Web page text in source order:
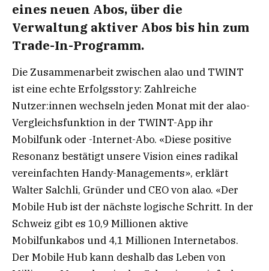
eines neuen Abos, über die
Verwaltung aktiver Abos bis hin zum
Trade-In-Programm.
Die Zusammenarbeit zwischen alao und TWINT
ist eine echte Erfolgsstory: Zahlreiche
Nutzer:innen wechseln jeden Monat mit der alao-
Vergleichsfunktion in der TWINT-App ihr
Mobilfunk oder -Internet-Abo. «Diese positive
Resonanz bestätigt unsere Vision eines radikal
vereinfachten Handy-Managements», erklärt
Walter Salchli, Gründer und CEO von alao. «Der
Mobile Hub ist der nächste logische Schritt. In der
Schweiz gibt es 10,9 Millionen aktive
Mobilfunkabos und 4,1 Millionen Internetabos.
Der Mobile Hub kann deshalb das Leben von